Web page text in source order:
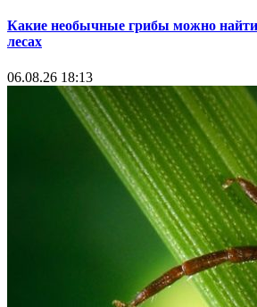
Какие необычные грибы можно
лесах
06.08.26 18:13